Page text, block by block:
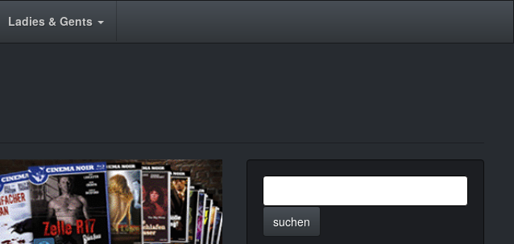
Ladies & Gents
suchen